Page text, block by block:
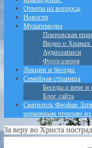
Ответы на вопросы
Новости
Мультимедиа
Покровская
Видео о
Аудиозаписи
Фотогалерея
Лекции и беседы.
Семейная страница
Беседы о вере и
Блог сайта
Святитель Феофан
церковным чтениям
За веру во Христа